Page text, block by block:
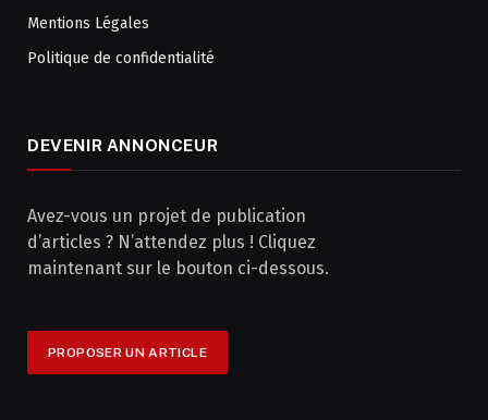
Mentions Légales
Politique de confidentialité
DEVENIR ANNONCEUR
Avez-vous un projet de publication
d’articles ? N’attendez plus ! Cliquez
maintenant sur le bouton ci-dessous.
PROPOSER UN ARTICLE